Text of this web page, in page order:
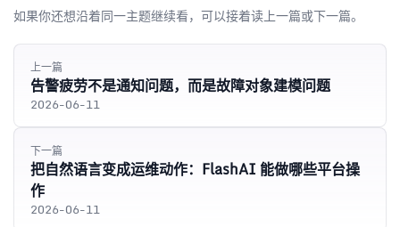
如果你还想沿着同一主题继续看，可以接着读上一篇或下一篇。
上一篇
告警疲劳不是通知问题，而是故障对象建模问题
2026-06-11
下一篇
把自然语言变成运维动作：FlashAI 能做哪些平台操
作
2026-06-11